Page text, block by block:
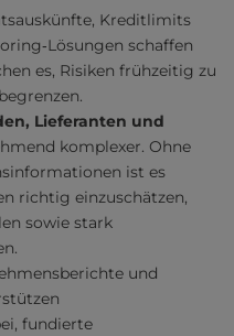
Kreditlimits
schaffen
es, Risiken frühzeitig zu
Lieferanten und
komplexer. Ohne
ist es
richtig einzuschätzen,
sowie stark
und
fundierte